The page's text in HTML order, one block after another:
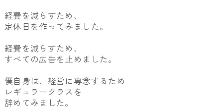
経費を減らすため、
定休日を作ってみました。
経費を減らすため、
すべての広告を止めました。
僕自身は、経営に専念するため
レギュラークラスを
辞めてみました。